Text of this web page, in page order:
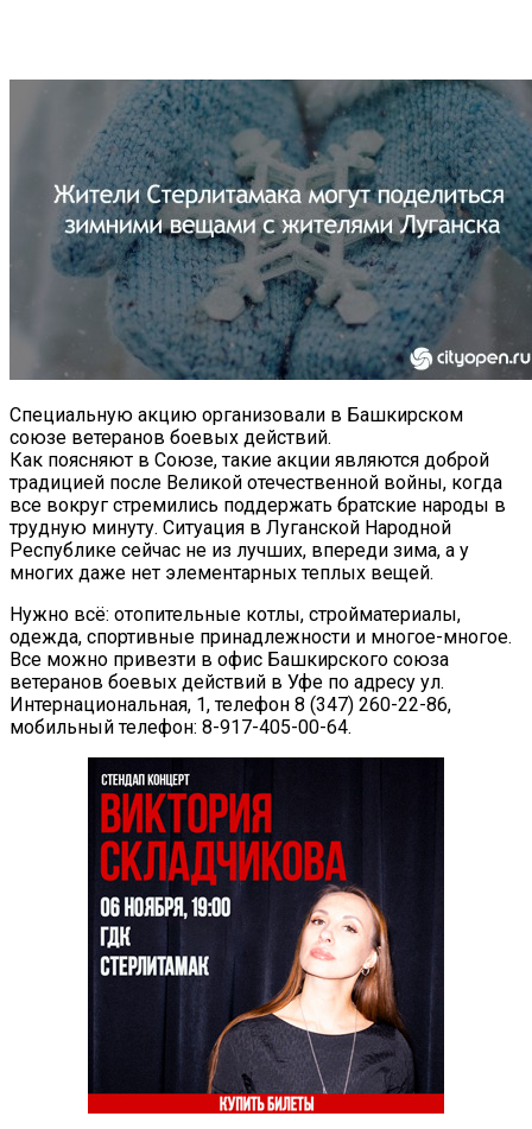
Специальную акцию организовали в Башкирском
союзе ветеранов боевых действий.
Как поясняют в Союзе, такие акции являются доброй
традицией после Великой отечественной войны, когда
все вокруг стремились поддержать братские народы в
трудную минуту. Ситуация в Луганской Народной
Республике сейчас не из лучших, впереди зима, а у
многих даже нет элементарных теплых вещей.
Нужно всё: отопительные котлы, стройматериалы,
одежда, спортивные принадлежности и многое-многое.
Все можно привезти в офис Башкирского союза
ветеранов боевых действий в Уфе по адресу ул.
Интернациональная, 1, телефон 8 (347) 260-22-86,
мобильный телефон: 8-917-405-00-64.